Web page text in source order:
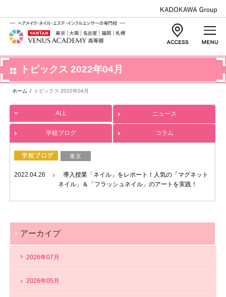
トピックス 2022年04月
ホーム / トピックス 2022年04月
ALL ニュース
学校ブログ コラム
東京
2022.04.26
導入授業「ネイル」をレポート！人気の「マグネット
ネイル」＆「フラッシュネイル」のアートを実践！
アーカイブ
2026年07月
2026年05月